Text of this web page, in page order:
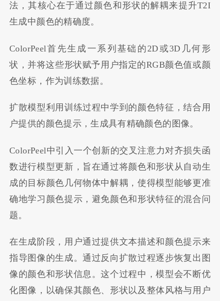
法，其核心在于通过颜色和形状的解耦来提升T2I
生成中颜色的精确度。
ColorPeel首先生成一系列基础的2D或3D几何形
状，并将这些形状赋予用户指定的RGB颜色值或颜
色坐标，作为训练数据。
扩散模型利用训练过程中学到的颜色特征，结合用
户提供的颜色提示，生成具有精确颜色的图像。
ColorPeel中引入一个创新的交叉注意力对齐损失函
数进行模型更新，旨在通过将颜色和形状从自动生
成的目标颜色几何物体中解耦，使得模型能够更准
确地学习颜色提示，避免颜色和形状特征的混合问
题。
在生成阶段，用户通过提供文本描述和颜色提示来
指导图像的生成。通过反向扩散过程逐步恢复出图
像的颜色和形状信息。这个过程中，模型会不断优
化图像，以确保其颜色、形状以及整体风格与用户